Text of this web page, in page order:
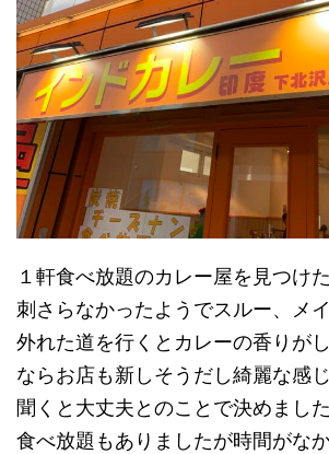
１軒食べ放題のカレー屋を見つけ
刺さらなかったようでスルー、メ
外れた道を行くとカレーの香りが
ならお店も新しそうだし綺麗な感
聞くと大丈夫とのことで決めまし
食べ放題もありましたが時間がな